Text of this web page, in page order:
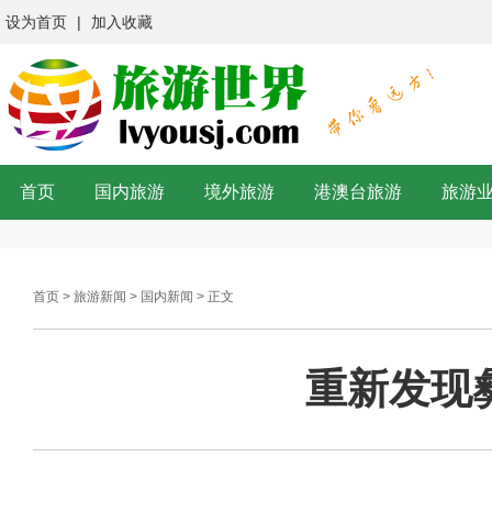
设为首页 | 加入收藏
首页 国内旅游 境外旅游 港澳台旅游 旅游
首页 > 旅游新闻 > 国内新闻 > 正文
重新发现